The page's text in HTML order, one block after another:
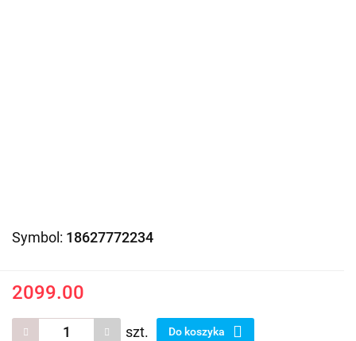
Symbol: 18627772234
2099.00
szt. Do koszyka